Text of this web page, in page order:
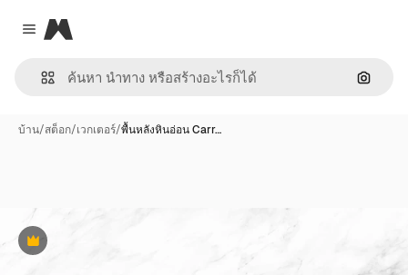
Close menu
Magnific
ค้นหา
บ้าน/สต็อก/เวกเตอร์/พื้นหลังหินอ่อน Carr…
พรีเมี่ยม